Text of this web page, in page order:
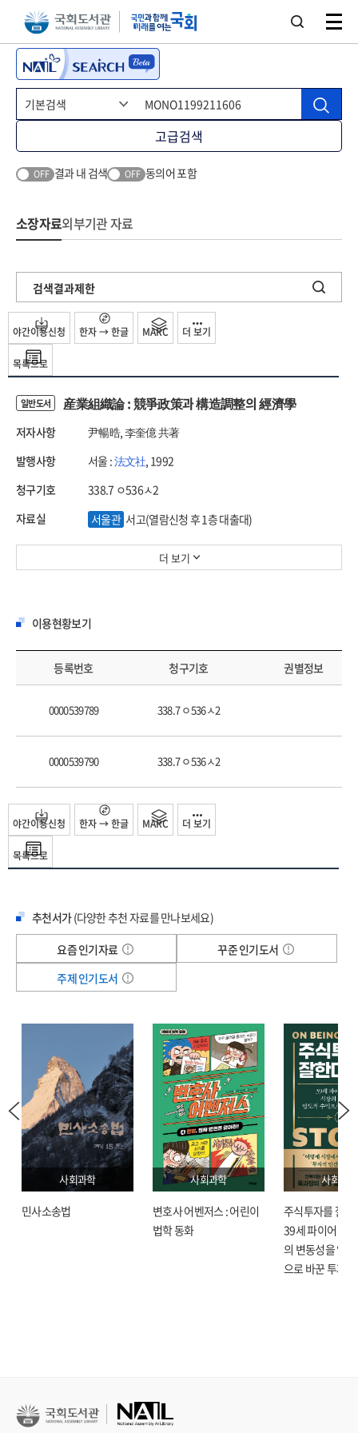
본문 바로가기주메뉴 바로가기
고급검색
OFF 결과 내 검색 OFF 동의어 포함
소장자료외부기관 자료
검색결과제한
목록으로
야간이용신청 한자 → 한글 MARC 더 보기
일반도서 産業組織論 : 競爭政策과 構造調整의 經濟學
저자사항
尹暢晧, 李奎億 共著
발행사항
서울 :法文社, 1992
청구기호
338.7 ㅇ536ㅅ2
자료실
서울관 서고(열람신청 후 1층 대출대)
더 보기
이용현황보기
등록번호 청구기호 권별정보
0000539789 338.7 ㅇ536ㅅ2
0000539790 338.7 ㅇ536ㅅ2
목록으로
야간이용신청 한자 → 한글 MARC 더 보기
추천서가(다양한 추천 자료를 만나보세요)
요즘 인기자료
꾸준 인기도서
주제 인기도서
사회과학
민사소송법
사회과학
변호사 어벤저스 : 어린이
법학 동화
사회과학
주식투자를 잘한
39세 파이어 육
의 변동성을 압
으로 바꾼 투자